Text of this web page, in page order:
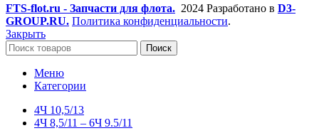
FTS-flot.ru - Запчасти для флота. 2024 Разработано в D3-
GROUP.RU. Политика конфиденциальности.
Закрыть
Поиск
Меню
Категории
4Ч 10,5/13
4Ч 8,5/11 – 6Ч 9.5/11